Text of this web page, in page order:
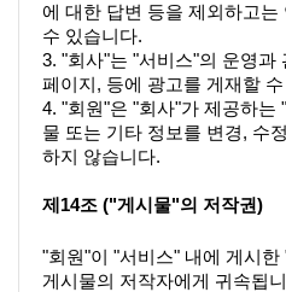
에 대한 답변 등을 제외하고
수 있습니다.
3. "회사"는 "서비스"의 운영과
페이지, 등에 광고를 게재할
4. "회원"은 "회사"가 제공하는
물 또는 기타 정보를 변경, 수
하지 않습니다.
제14조 ("게시물"의 저작권)
"회원"이 "서비스" 내에 게시
게시물의 저작자에게 귀속됩